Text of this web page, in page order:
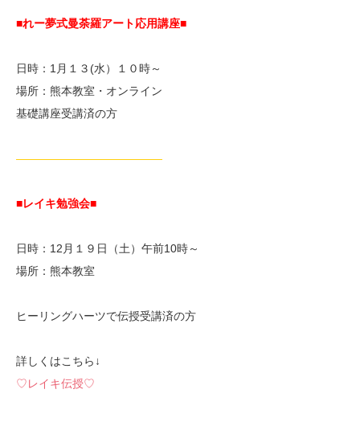
■れー夢式曼荼羅アート応用講座■
日時：1月１３(水）１０時～
場所：熊本教室・オンライン
基礎講座受講済の方
—————————————
■レイキ勉強会■
日時：12月１９日（土）午前10時～
場所：熊本教室
ヒーリングハーツで伝授受講済の方
詳しくはこちら↓
♡レイキ伝授♡